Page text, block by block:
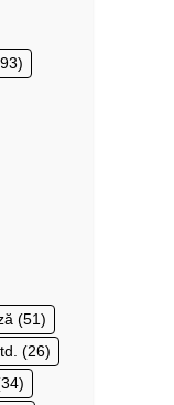
(51)
(26)